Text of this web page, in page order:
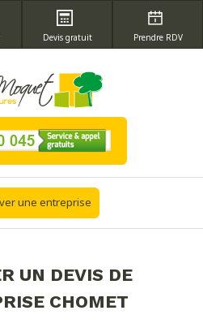
Devis gratuit Prendre RDV
une entreprise
UN DEVIS DE
CHOMET